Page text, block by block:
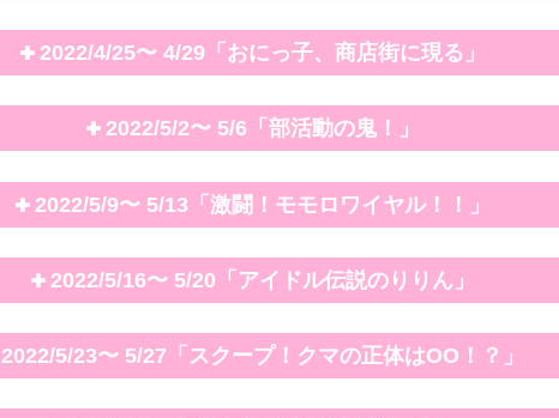
2022/4/25〜 4/29「おにっ子、商店街に現る」
2022/5/2〜 5/6「部活動の鬼！」
2022/5/9〜 5/13「激闘！モモロワイヤル！！」
2022/5/16〜 5/20「アイドル伝説のりりん」
2022/5/23〜 5/27「スクープ！クマの正体はOO！？」